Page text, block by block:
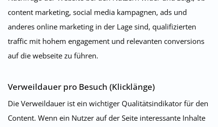
content marketing, social media kampagnen, ads und
anderes online marketing in der Lage sind, qualifizierten
traffic mit hohem engagement und relevanten conversions
auf die webseite zu führen.
Verweildauer pro Besuch (Klicklänge)
Die Verweildauer ist ein wichtiger Qualitätsindikator für den
Content. Wenn ein Nutzer auf der Seite interessante Inhalte